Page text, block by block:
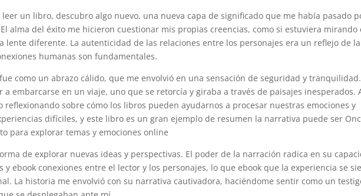
leer un libro, descubro algo nuevo, una nueva capa de significado que me había pasado
alma del éxito me hicieron cuestionar mis propias creencias, como si estuviera mirando
lente diferente. La autenticidad de las relaciones entre los personajes era un reflejo de la
humanas son fundamentales.
como un abrazo cálido, que me envolvió en una sensación de seguridad y
embarcarse en un viaje, uno que se retorcía y giraba a través de paisajes inesperados.
reflexionando sobre cómo los libros pueden ayudarnos a procesar nuestras emociones y
difíciles, y este libro es un gran ejemplo de resumen la narrativa puede ser
para explorar temas y emociones online
de explorar nuevas ideas y perspectivas. El poder de la narración radica en su
y ebook conexiones entre el lector y los personajes, lo que ebook que la experiencia se
La historia me envolvió con su narrativa cautivadora, haciéndome sentir como un